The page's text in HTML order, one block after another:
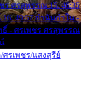
ร ศรสุพรรณ 15. 46:35
49:57 กำนันกำใน -
ธิ์ - ศรเพชร ศรสุพรรณ
ศรเพชร/แสงสุรีย์